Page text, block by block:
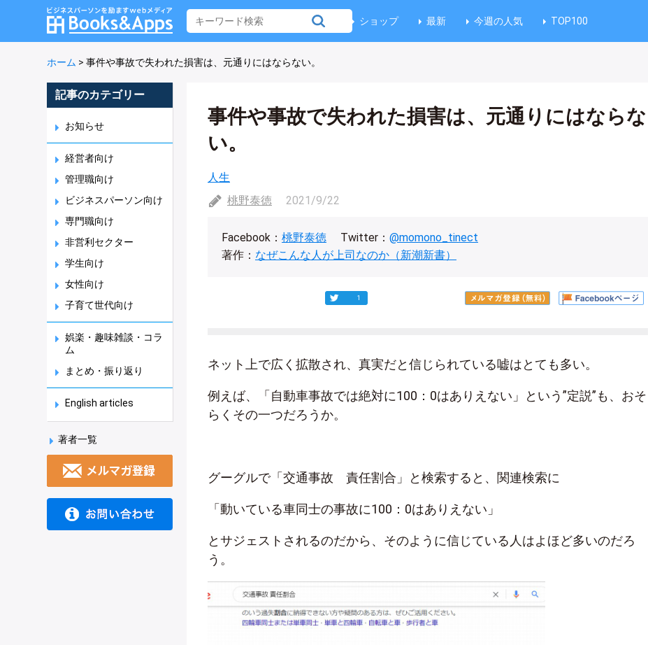
ショップ 最新 今週の人気 TOP100
ホーム > 事件や事故で失われた損害は、元通りにはならない。
記事のカテゴリー
お知らせ
経営者向け
管理職向け
ビジネスパーソン向け
専門職向け
非営利セクター
学生向け
女性向け
子育て世代向け
娯楽・趣味雑談・コラ
ム
まとめ・振り返り
English articles
著者一覧
事件や事故で失われた損害は、元通りにはならな
い。
人生
桃野泰徳
2021/9/22
Facebook： 桃野泰徳 Twitter： @momono_tinect
著作： なぜこんな人が上司なのか（新潮新書）
1
ネット上で広く拡散され、真実だと信じられている嘘はとても多い。
例えば、「自動車事故では絶対に100：0はありえない」という”定説”も、おそ
らくその一つだろうか。
グーグルで「交通事故 責任割合」と検索すると、関連検索に
「動いている車同士の事故に100：0はありえない」
とサジェストされるのだから、そのように信じている人はよほど多いのだろ
う。